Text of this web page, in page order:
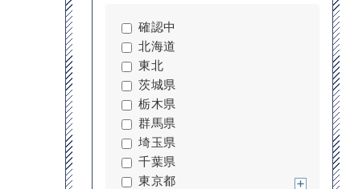
確認中
北海道
東北
茨城県
栃木県
群馬県
埼玉県
千葉県
東京都